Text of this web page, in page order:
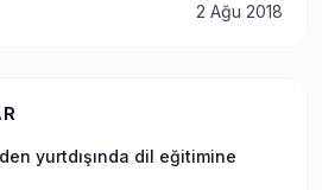
2 Ağu 2018
yurtdışında dil eğitimine